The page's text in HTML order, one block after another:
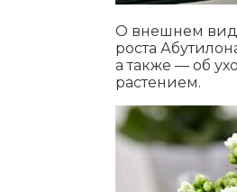
О внешнем
роста
а также — об
растением.